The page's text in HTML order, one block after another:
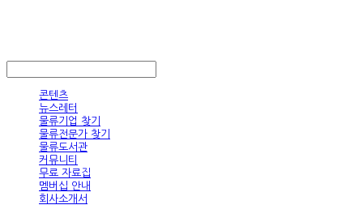
콘텐츠
뉴스레터
물류기업 찾기
물류전문가 찾기
물류도서관
커뮤니티
무료 자료집
멤버십 안내
회사소개서